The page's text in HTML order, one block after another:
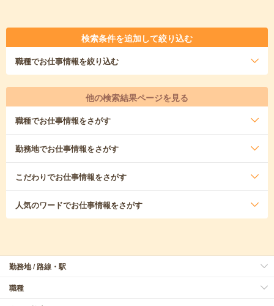
検索条件を追加して絞り込む
職種でお仕事情報を絞り込む
他の検索結果ページを見る
職種でお仕事情報をさがす
勤務地でお仕事情報をさがす
こだわりでお仕事情報をさがす
人気のワードでお仕事情報をさがす
勤務地 / 路線・駅
職種